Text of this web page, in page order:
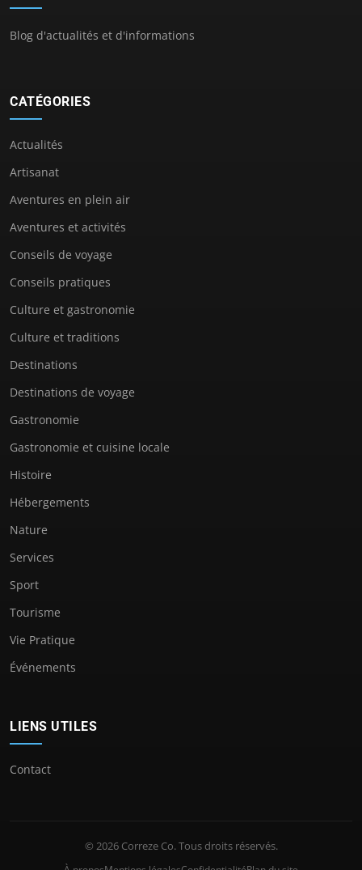
Blog d'actualités et d'informations
CATÉGORIES
Actualités
Artisanat
Aventures en plein air
Aventures et activités
Conseils de voyage
Conseils pratiques
Culture et gastronomie
Culture et traditions
Destinations
Destinations de voyage
Gastronomie
Gastronomie et cuisine locale
Histoire
Hébergements
Nature
Services
Sport
Tourisme
Vie Pratique
Événements
LIENS UTILES
Contact
© 2026 Correze Co. Tous droits réservés.